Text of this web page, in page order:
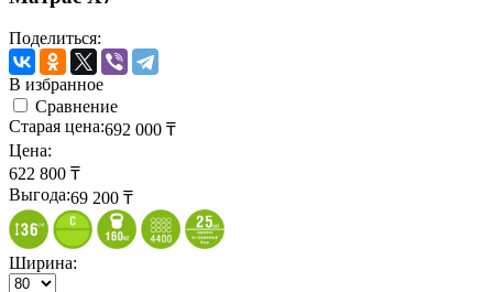
Поделиться:
В избранное
Сравнение
Старая цена:692 000 ₸
Цена:
622 800 ₸
Выгода:69 200 ₸
Ширина: